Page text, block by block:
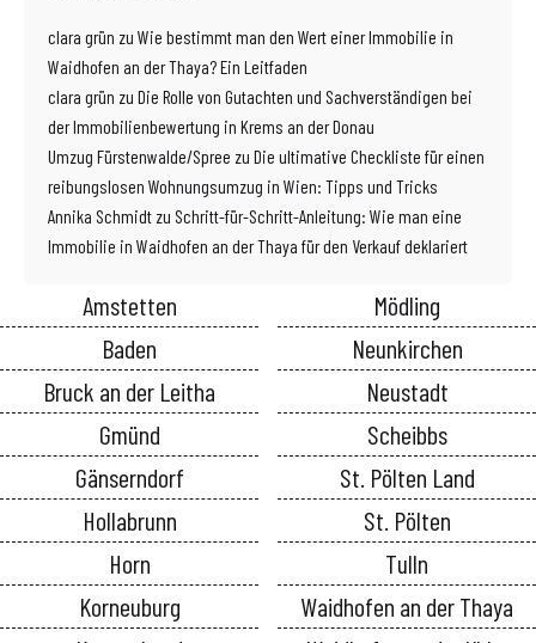
clara grün zu Wie bestimmt man den Wert einer Immobilie in
Waidhofen an der Thaya? Ein Leitfaden
clara grün zu Die Rolle von Gutachten und Sachverständigen bei
der Immobilienbewertung in Krems an der Donau
Umzug Fürstenwalde/Spree zu Die ultimative Checkliste für einen
reibungslosen Wohnungsumzug in Wien: Tipps und Tricks
Annika Schmidt zu Schritt-für-Schritt-Anleitung: Wie man eine
Immobilie in Waidhofen an der Thaya für den Verkauf deklariert
Amstetten
Baden
Bruck an der Leitha
Gmünd
Gänserndorf
Hollabrunn
Horn
Korneuburg
Mödling
Neunkirchen
Neustadt
Scheibbs
St. Pölten Land
St. Pölten
Tulln
Waidhofen an der Thaya